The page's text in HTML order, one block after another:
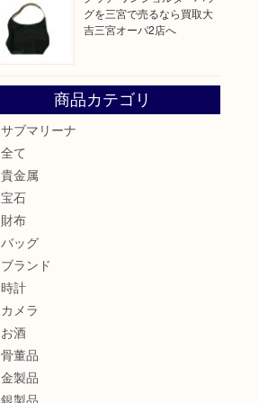
グを三宮で売るなら買取大
吉三宮オーパ2店へ
商品カテゴリ
サブマリーナ
全て
貴金属
宝石
財布
バッグ
ブランド
時計
カメラ
お酒
骨董品
金製品
銀製品